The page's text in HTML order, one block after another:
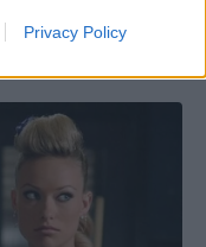
Privacy Policy